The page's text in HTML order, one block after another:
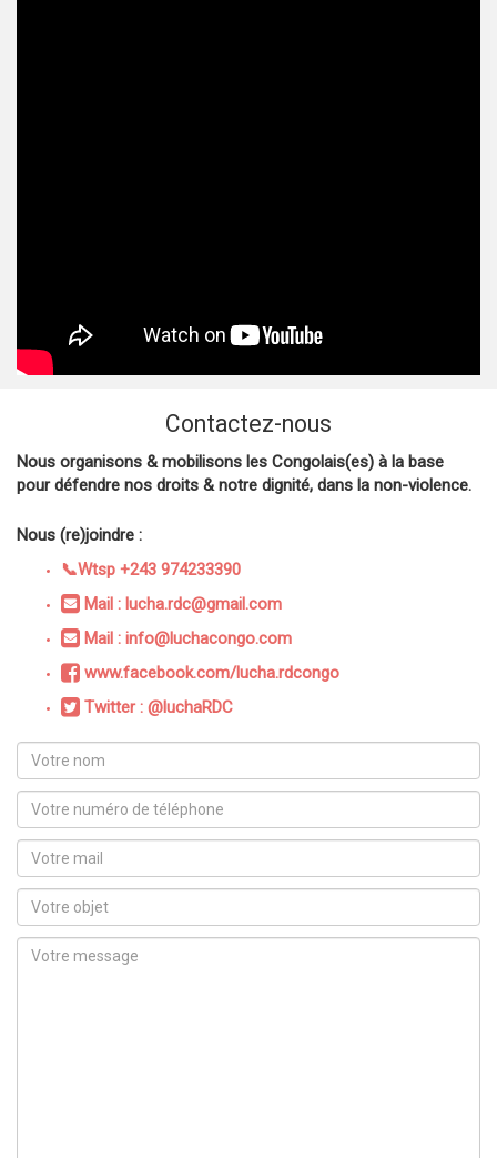
Contactez-nous
Nous organisons & mobilisons les Congolais(es) à la base
pour défendre nos droits & notre dignité, dans la non-violence.
Nous (re)joindre :
📞Wtsp +243 974233390
Mail : lucha.rdc@gmail.com
Mail : info@luchacongo.com
www.facebook.com/lucha.rdcongo
Twitter : @luchaRDC